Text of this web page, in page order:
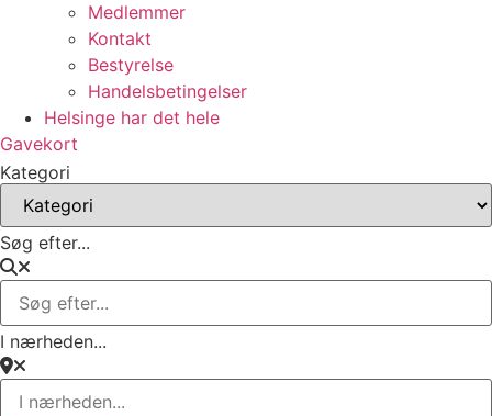
Medlemmer
Kontakt
Bestyrelse
Handelsbetingelser
Helsinge har det hele
Gavekort
Kategori
Søg efter...
I nærheden...